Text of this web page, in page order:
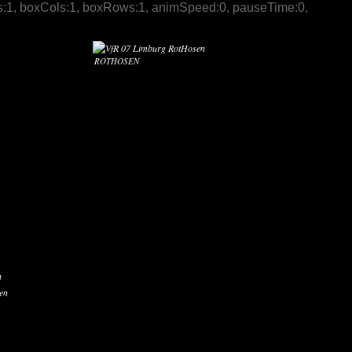
boxCols:1, boxRows:1, animSpeed:0, pauseTime:0,
ROTHOSEN